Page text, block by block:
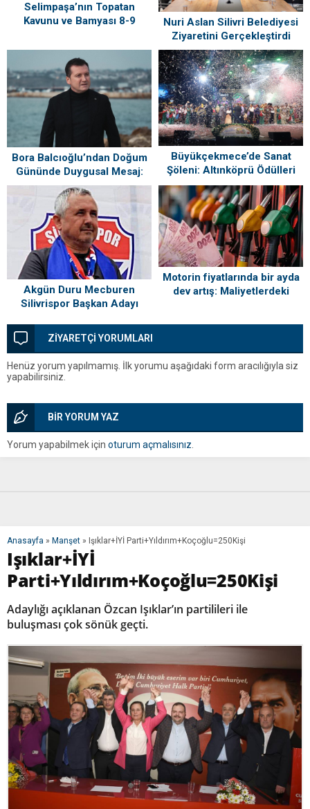
Selimpaşa’nın Topatan
Kavunu ve Bamyası 8-9
Buluşuyor
Nuri Aslan Silivri Belediyesi
Ziyaretini Gerçekleştirdi
Bora Balcıoğlu’ndan Doğum
Gününde Duygusal Mesaj:
“Silivri’mi Çok Özlüyorum”
Büyükçekmece’de Sanat
Şöleni: Altınköprü Ödülleri
Sahiplerini Buldu!
Akgün Duru Mecburen
Silivrispor Başkan Adayı
Motorin fiyatlarında bir ayda
dev artış: Maliyetlerdeki
ZİYARETÇİ YORUMLARI
Henüz yorum yapılmamış. İlk yorumu aşağıdaki form aracılığıyla siz
yapabilirsiniz.
BİR YORUM YAZ
Yorum yapabilmek için oturum açmalısınız.
Anasayfa » Manşet » Işıklar+İYİ Parti+Yıldırım+Koçoğlu=250Kişi
Işıklar+İYİ
Parti+Yıldırım+Koçoğlu=250Kişi
Adaylığı açıklanan Özcan Işıklar’ın partilileri ile
buluşması çok sönük geçti.